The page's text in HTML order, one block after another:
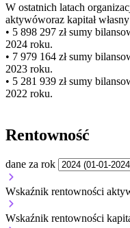
W ostatnich latach
aktywóworaz kapitał własny
• 5 898 297 złsumy
2024 roku.
• 7 979 164 złsumy
2023 roku.
• 5 281 939 złsumy
2022 roku.
Rentowność
dane za rok
Wskaźnik rentowności
Wskaźnik rentowności